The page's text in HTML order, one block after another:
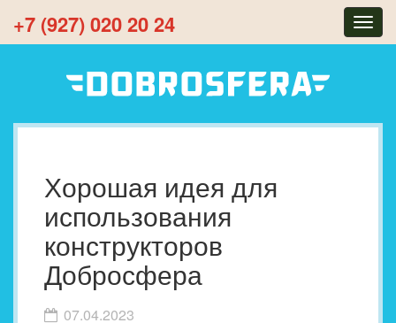
+7 (927) 020 20 24
Хорошая идея для
использования
конструкторов
Добросфера
07.04.2023